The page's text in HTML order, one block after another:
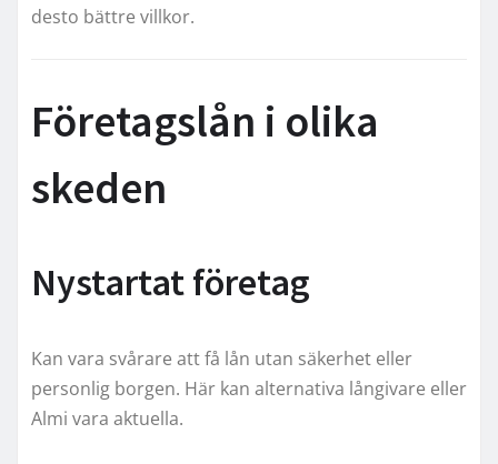
desto bättre villkor.
Företagslån i olika
skeden
Nystartat företag
Kan vara svårare att få lån utan säkerhet eller
personlig borgen. Här kan alternativa långivare eller
Almi vara aktuella.